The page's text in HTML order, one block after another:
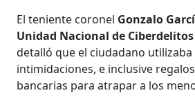
El teniente coronel Gonzalo
Unidad Nacional de
detalló que el ciudadano utilizaba
intimidaciones, e inclusive
bancarias para atrapar a los